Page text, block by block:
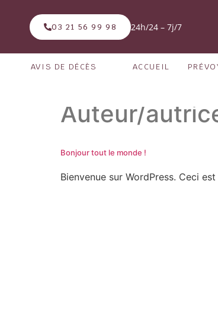
03 21 56 99 98 24h/24 – 7j/7
AVIS DE DÉCÈS ACCUEIL
Auteur/
Bonjour tout le monde !
Bienvenue sur WordPress. Ceci